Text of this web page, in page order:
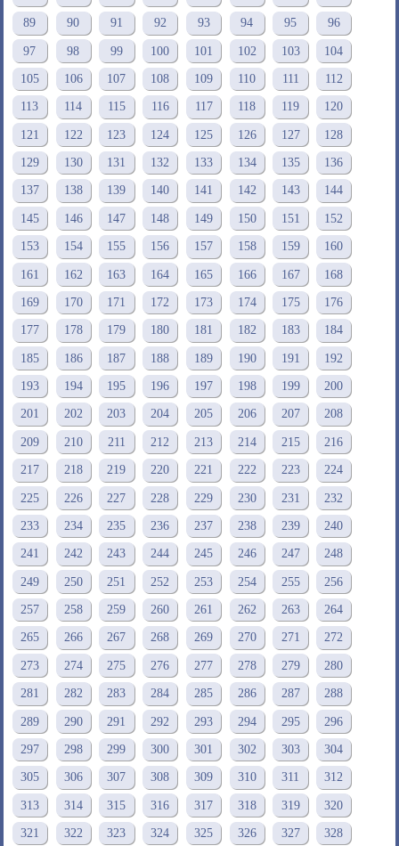
89 90 91 92 93 94 95 96
97 98 99 100 101 102 103 104
105 106 107 108 109 110 111 112
113 114 115 116 117 118 119 120
121 122 123 124 125 126 127 128
129 130 131 132 133 134 135 136
137 138 139 140 141 142 143 144
145 146 147 148 149 150 151 152
153 154 155 156 157 158 159 160
161 162 163 164 165 166 167 168
169 170 171 172 173 174 175 176
177 178 179 180 181 182 183 184
185 186 187 188 189 190 191 192
193 194 195 196 197 198 199 200
201 202 203 204 205 206 207 208
209 210 211 212 213 214 215 216
217 218 219 220 221 222 223 224
225 226 227 228 229 230 231 232
233 234 235 236 237 238 239 240
241 242 243 244 245 246 247 248
249 250 251 252 253 254 255 256
257 258 259 260 261 262 263 264
265 266 267 268 269 270 271 272
273 274 275 276 277 278 279 280
281 282 283 284 285 286 287 288
289 290 291 292 293 294 295 296
297 298 299 300 301 302 303 304
305 306 307 308 309 310 311 312
313 314 315 316 317 318 319 320
321 322 323 324 325 326 327 328